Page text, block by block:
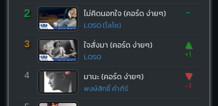
2 ไม่คิดนอกใจ (คอร์ด ง่ายๆ)
LOSO (โลโซ)
-
3 ใจสั่งมา (คอร์ด ง่ายๆ)
LOSO
▲
+1
4 มานะ (คอร์ด ง่ายๆ)
พงษ์สิทธิ์ คำภีร์
▼
-1